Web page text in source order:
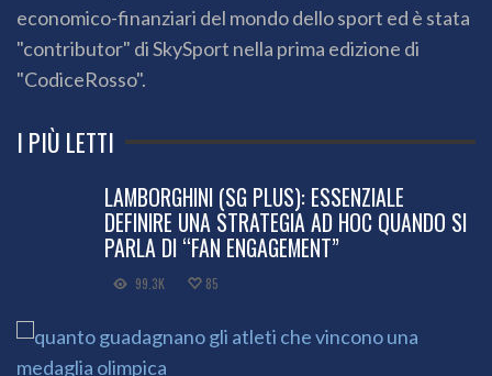
economico-finanziari del mondo dello sport ed è stata
"contributor" di SkySport nella prima edizione di
"CodiceRosso".
I PIÙ LETTI
LAMBORGHINI (SG PLUS): ESSENZIALE
DEFINIRE UNA STRATEGIA AD HOC QUANDO SI
PARLA DI “FAN ENGAGEMENT”
99.3K 85